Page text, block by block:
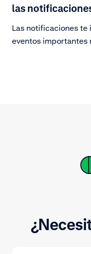
las
Las notificaciones te
eventos importantes